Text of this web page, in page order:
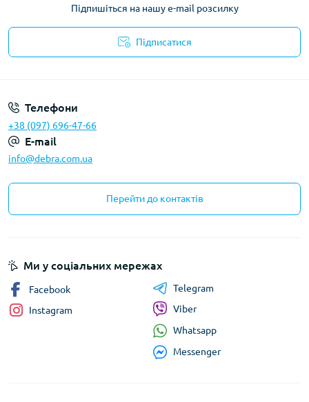
Підпишіться на нашу e-mail розсилку
Підписатися
Телефони
+38 (097) 696-47-66
E-mail
info@debra.com.ua
Перейти до контактів
Ми у соціальних мережах
Facebook
Instagram
Telegram
Viber
Whatsapp
Messenger